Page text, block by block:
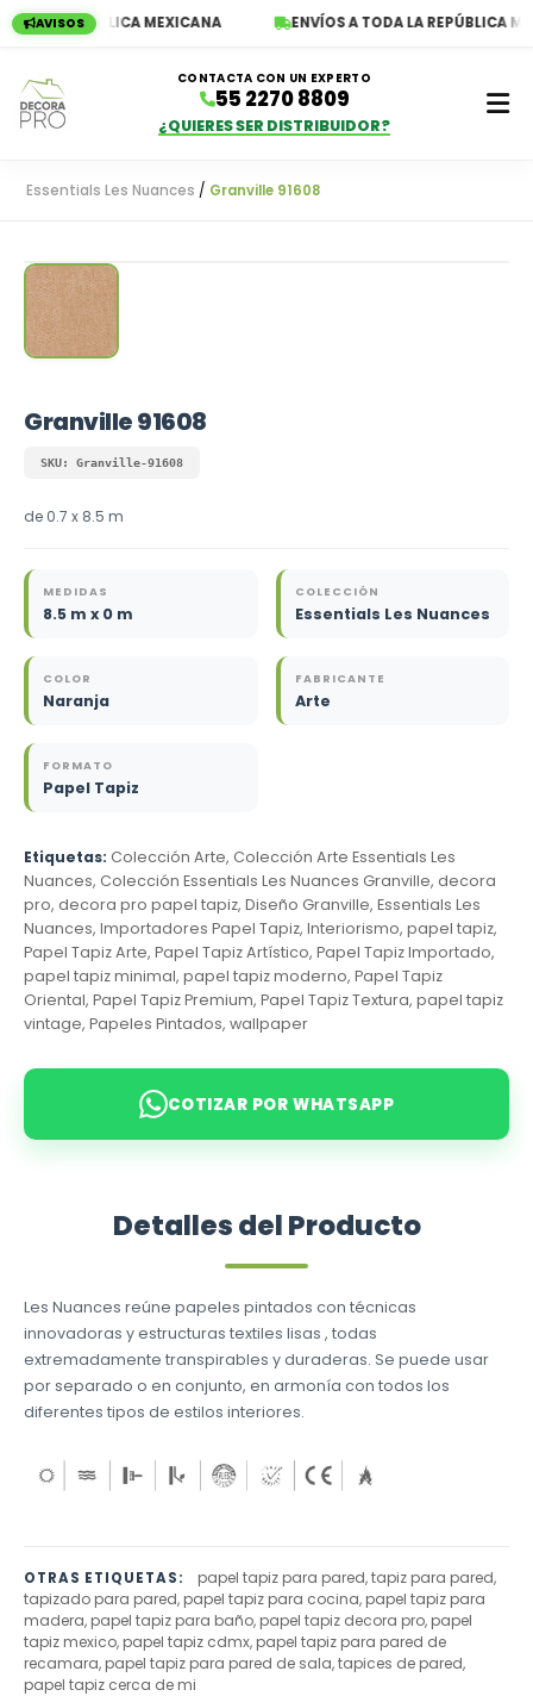
AVISOS
LA REPÚBLICA MEXICANA ENVÍOS A TODA LA REPÚBLICA
CONTACTA CON UN EXPERTO
55 2270 8809
¿QUIERES SER DISTRIBUIDOR?
Essentials Les Nuances / Granville 91608
Granville 91608
SKU: Granville-91608
de 0.7 x 8.5 m
MEDIDAS
8.5 m x 0 m
COLECCIÓN
Essentials Les Nuances
COLOR
Naranja
FABRICANTE
Arte
FORMATO
Papel Tapiz
Etiquetas: Colección Arte, Colección Arte Essentials Les
Nuances, Colección Essentials Les Nuances Granville, decora
pro, decora pro papel tapiz, Diseño Granville, Essentials Les
Nuances, Importadores Papel Tapiz, Interiorismo, papel tapiz,
Papel Tapiz Arte, Papel Tapiz Artístico, Papel Tapiz Importado,
papel tapiz minimal, papel tapiz moderno, Papel Tapiz
Oriental, Papel Tapiz Premium, Papel Tapiz Textura, papel tapiz
vintage, Papeles Pintados, wallpaper
COTIZAR POR WHATSAPP
Detalles del Producto
Les Nuances reúne papeles pintados con técnicas
innovadoras y estructuras textiles lisas , todas
extremadamente transpirables y duraderas. Se puede usar
por separado o en conjunto, en armonía con todos los
diferentes tipos de estilos interiores.
OTRAS ETIQUETAS:
papel tapiz para pared, tapiz para pared,
tapizado para pared, papel tapiz para cocina, papel tapiz para
madera, papel tapiz para baño, papel tapiz decora pro, papel
tapiz mexico, papel tapiz cdmx, papel tapiz para pared de
recamara, papel tapiz para pared de sala, tapices de pared,
papel tapiz cerca de mi